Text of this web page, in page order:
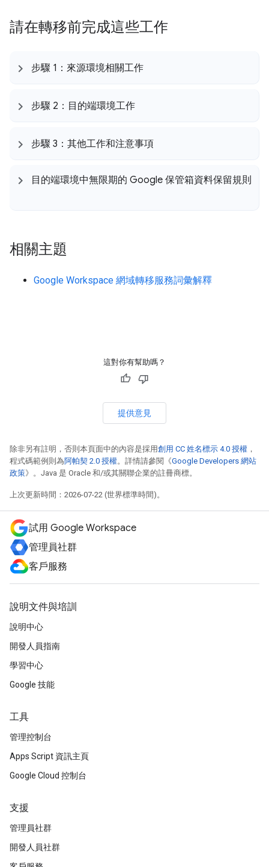
請在轉移前完成這些工作
步驟 1：來源環境相關工作
步驟 2：目的端環境工作
步驟 3：其他工作和注意事項
目的端環境中無限期的 Google 保管箱資料保留規則
相關主題
Google Workspace 網域轉移服務詞彙解釋
這對你有幫助嗎？
提供意見
除非另有註明，否則本頁面中的內容是採用創用 CC 姓名標示 4.0 授權 ，
程式碼範例則為阿帕契 2.0 授權。詳情請參閱《Google Developers 網站
政策》。Java 是 Oracle 和/或其關聯企業的註冊商標。
上次更新時間：2026-07-22 (世界標準時間)。
試用 Google Workspace
管理員社群
客戶服務
說明文件與培訓
說明中心
開發人員指南
學習中心
Google 技能
工具
管理控制台
Apps Script 資訊主頁
Google Cloud 控制台
支援
管理員社群
開發人員社群